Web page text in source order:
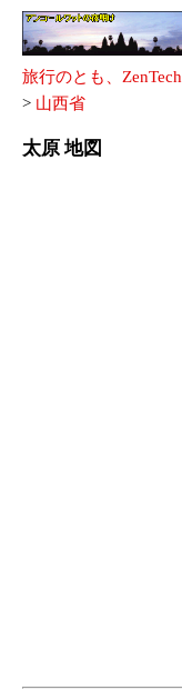
旅行のとも、ZenTech
> 山西省
太原 地図